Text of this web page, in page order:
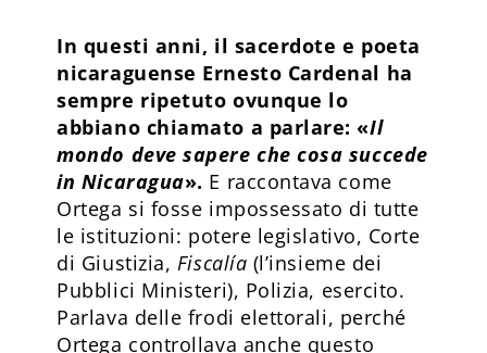
In questi anni, il sacerdote e poeta
nicaraguense Ernesto Cardenal ha
sempre ripetuto ovunque lo
abbiano chiamato a parlare: «Il
mondo deve sapere che cosa succede
in Nicaragua». E raccontava come
Ortega si fosse impossessato di tutte
le istituzioni: potere legislativo, Corte
di Giustizia, Fiscalía (l’insieme dei
Pubblici Ministeri), Polizia, esercito.
Parlava delle frodi elettorali, perché
Ortega controllava anche questo